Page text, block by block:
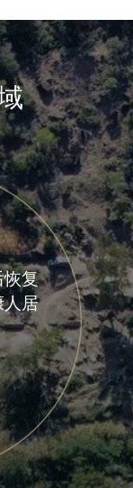
恢复
人居